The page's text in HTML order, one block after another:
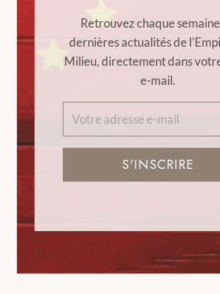
Retrouvez chaque
dernières actualités de
Milieu, directement dans
e-mail.
S'INSCRIRE